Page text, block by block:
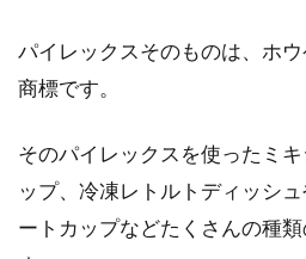
豆板醤・コチュ
ン）は、中華料
パイレックスそのものは、ホ
商標です。
そのパイレックスを使ったミ
ップ、冷凍レトルトディッシ
ートカップなどたくさんの種